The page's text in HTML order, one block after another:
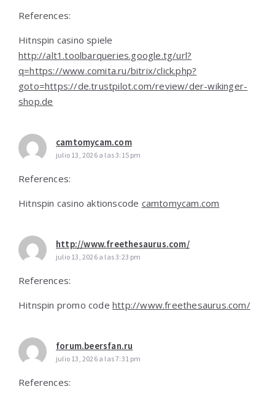
References:
Hitnspin casino spiele
http://alt1.toolbarqueries.google.tg/url?
q=https://www.comita.ru/bitrix/click.php?
goto=https://de.trustpilot.com/review/der-wikinger-
shop.de
camtomycam.com
julio 13, 2026 a las 3:15 pm
References:
Hitnspin casino aktionscode camtomycam.com
http://www.freethesaurus.com/
julio 13, 2026 a las 3:23 pm
References:
Hitnspin promo code http://www.freethesaurus.com/
forum.beersfan.ru
julio 13, 2026 a las 7:31 pm
References: